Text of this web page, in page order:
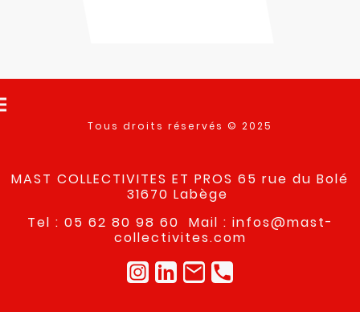
Tous droits réservés © 2025
MAST COLLECTIVITES ET PROS 65 rue du Bolé
31670 Labège
Tel : 05 62 80 98 60 Mail : infos@mast-
collectivites.com